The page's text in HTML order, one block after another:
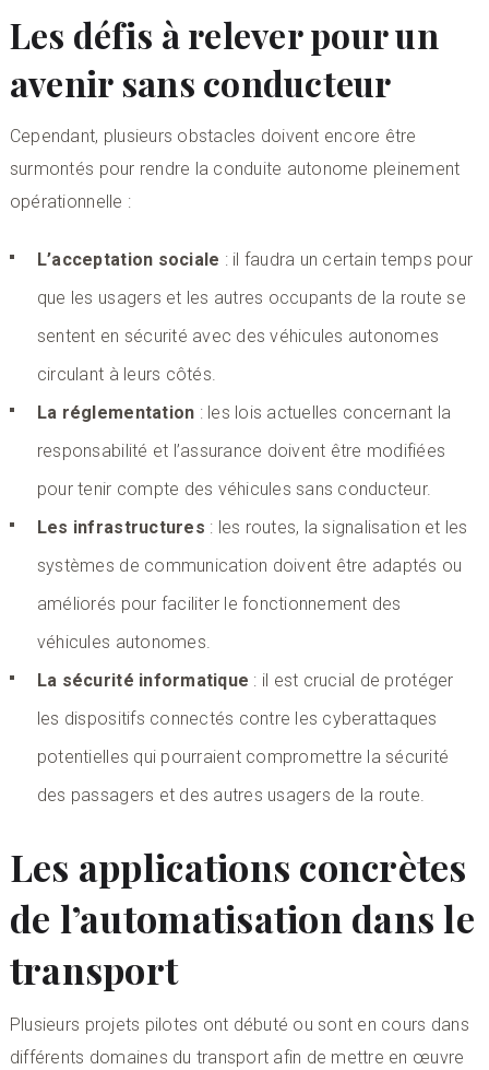
Les défis à relever pour un
avenir sans conducteur
Cependant, plusieurs obstacles doivent encore être
surmontés pour rendre la conduite autonome pleinement
opérationnelle :
L’acceptation sociale : il faudra un certain temps pour
que les usagers et les autres occupants de la route se
sentent en sécurité avec des véhicules autonomes
circulant à leurs côtés.
La réglementation : les lois actuelles concernant la
responsabilité et l’assurance doivent être modifiées
pour tenir compte des véhicules sans conducteur.
Les infrastructures : les routes, la signalisation et les
systèmes de communication doivent être adaptés ou
améliorés pour faciliter le fonctionnement des
véhicules autonomes.
La sécurité informatique : il est crucial de protéger
les dispositifs connectés contre les cyberattaques
potentielles qui pourraient compromettre la sécurité
des passagers et des autres usagers de la route.
Les applications concrètes
de l’automatisation dans le
transport
Plusieurs projets pilotes ont débuté ou sont en cours dans
différents domaines du transport afin de mettre en œuvre